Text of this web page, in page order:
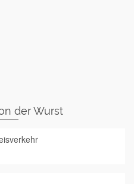
der Wurst